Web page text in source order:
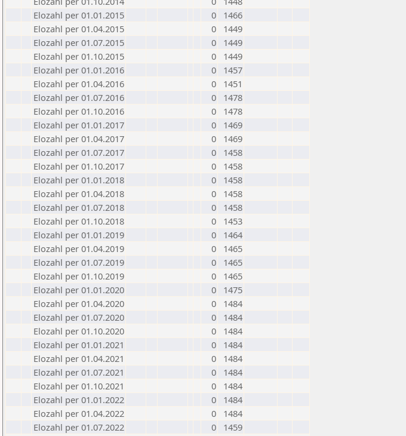
Elozahl per 01.01.2015
0
1466
Elozahl per 01.04.2015
0
1449
Elozahl per 01.07.2015
0
1449
Elozahl per 01.10.2015
0
1449
Elozahl per 01.01.2016
0
1457
Elozahl per 01.04.2016
0
1451
Elozahl per 01.07.2016
0
1478
Elozahl per 01.10.2016
0
1478
Elozahl per 01.01.2017
0
1469
Elozahl per 01.04.2017
0
1469
Elozahl per 01.07.2017
0
1458
Elozahl per 01.10.2017
0
1458
Elozahl per 01.01.2018
0
1458
Elozahl per 01.04.2018
0
1458
Elozahl per 01.07.2018
0
1458
Elozahl per 01.10.2018
0
1453
Elozahl per 01.01.2019
0
1464
Elozahl per 01.04.2019
0
1465
Elozahl per 01.07.2019
0
1465
Elozahl per 01.10.2019
0
1465
Elozahl per 01.01.2020
0
1475
Elozahl per 01.04.2020
0
1484
Elozahl per 01.07.2020
0
1484
Elozahl per 01.10.2020
0
1484
Elozahl per 01.01.2021
0
1484
Elozahl per 01.04.2021
0
1484
Elozahl per 01.07.2021
0
1484
Elozahl per 01.10.2021
0
1484
Elozahl per 01.01.2022
0
1484
Elozahl per 01.04.2022
0
1484
Elozahl per 01.07.2022
0
1459